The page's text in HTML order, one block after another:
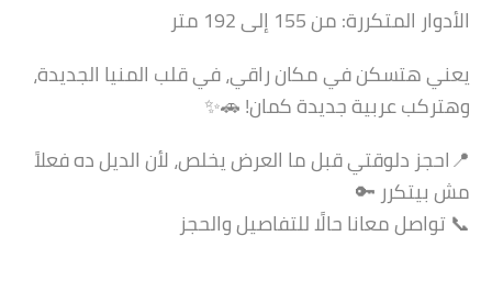
الأدوار المتكررة: من 155 إلى 192 متر
يعني هتسكن في مكان راقي، في قلب المنيا الجديدة،
وهتركب عربية جديدة كمان! 🚗✨
📍احجز دلوقتي قبل ما العرض يخلص، لأن الديل ده فعلاً
مش بيتكرر 🔑
📞 تواصل معانا حالًا للتفاصيل والحجز